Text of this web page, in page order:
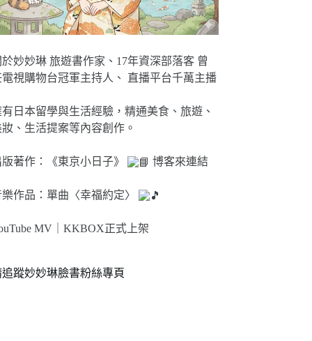
妙妙琳 旅遊書作家、17年資深部落客 曾
電視購物台冠軍主持人、 直播平台千萬主播
日本留學與生活經驗，精通美食、旅遊、
、生活提案等內容創作。
著作：《東京小日子》 博客來連結
作品：單曲〈幸福約定〉
MV｜KKBOX正式上架
追蹤妙妙琳臉書粉絲專頁